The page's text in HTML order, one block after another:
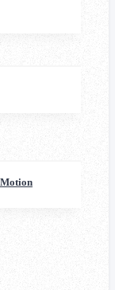
Motion